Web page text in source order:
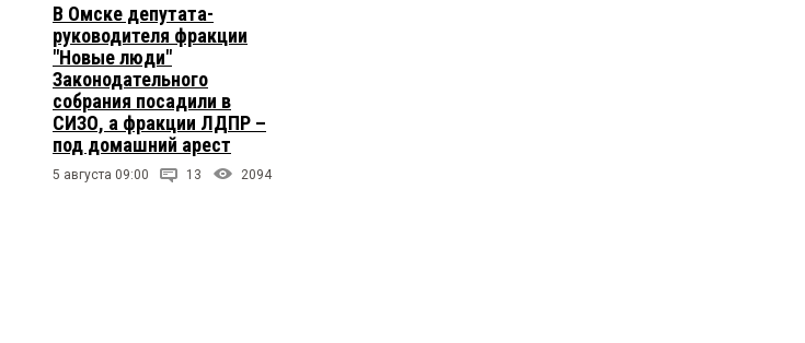
В Омске депутата-
руководителя фракции
"Новые люди"
Законодательного
собрания посадили в
СИЗО, а фракции ЛДПР –
под домашний арест
5 августа 09:00 13 2094